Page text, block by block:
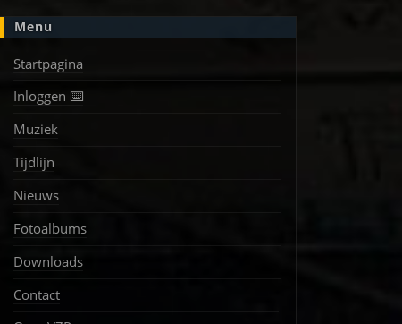
Menu
Startpagina
Inloggen ⌨️
Muziek
Tijdlijn
Nieuws
Fotoalbums
Downloads
Contact